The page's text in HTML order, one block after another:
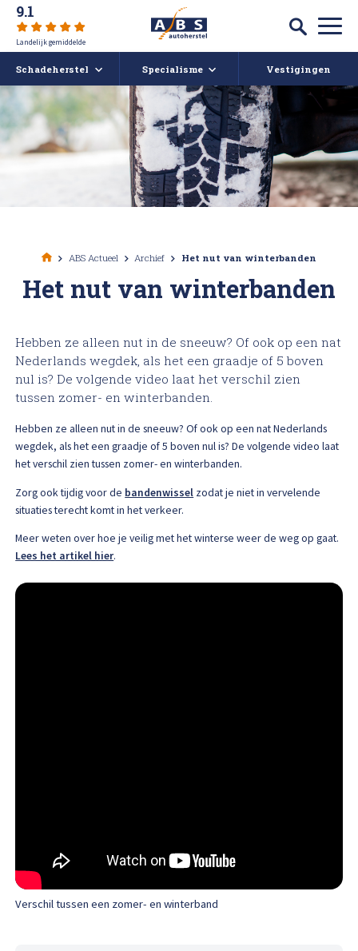
9.1
Landelijk gemiddelde
Schadeherstel Specialisme Vestigingen
Autoschade
Caravan- en camperreparatie
Afspraak maken
Auto spuiten bij schade
Auto uitdeuken zonder spuiten
Koplampen polijsten en afstellen
High Tech Schadeherstel
Spotrepair
Steenslag herstellen
Velgen herstellen
Hagelschade herstellen
Over ABS
Deukendag
Bel ons op: 0900 - 6611111
ABS Actueel Archief Het nut van winterbanden
Het nut van winterbanden
Hebben ze alleen nut in de sneeuw? Of ook op een nat
Nederlands wegdek, als het een graadje of 5 boven
nul is? De volgende video laat het verschil zien
tussen zomer- en winterbanden.
Hebben ze alleen nut in de sneeuw? Of ook op een nat Nederlands
wegdek, als het een graadje of 5 boven nul is? De volgende video laat
het verschil zien tussen zomer- en winterbanden.
Zorg ook tijdig voor de bandenwissel zodat je niet in vervelende
situaties terecht komt in het verkeer.
Meer weten over hoe je veilig met het winterse weer de weg op gaat.
Lees het artikel hier.
Verschil tussen een zomer- en winterband